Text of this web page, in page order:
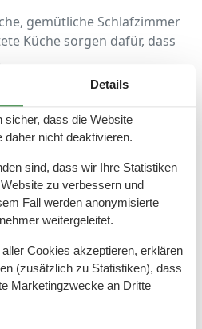
gemütliche Schlafzimmer
Küche sorgen dafür, dass
über eine Terrasse oder
Sie das Meeresrauschen
in vollen Zügen genießen
Entspannen oder zu
ein – perfekt für den
Tag.
kurzen
Entfernung zum Strand ist
Details
sicher, dass die Website
daher nicht deaktivieren.
sind, dass wir Ihre Statistiken
zu verbessern und
Fall werden anonymisierte
weitergeleitet.
Cookies akzeptieren, erklären
(zusätzlich zu Statistiken), dass
Marketingzwecke an Dritte